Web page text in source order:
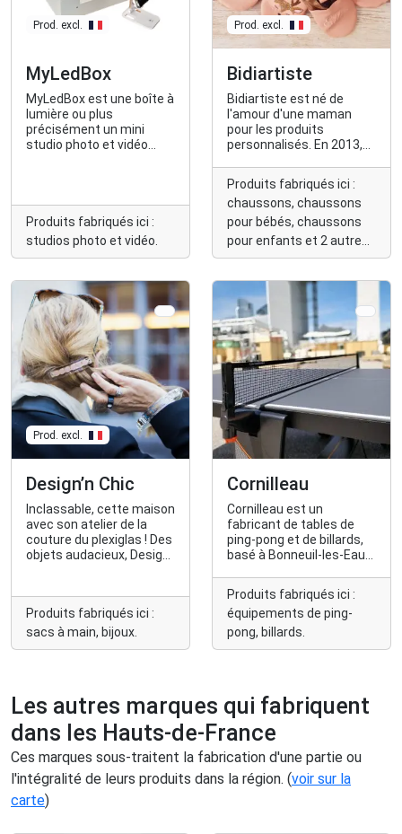
Prod. excl.
MyLedBox
MyLedBox est une boîte à
lumière ou plus
précisément un mini
studio photo et vidéo
produits et la réalisation
de vidéos 360°. Myledbox
est une marque déposée
par Design'n Chic.
Produits fabriqués ici :
studios photo et vidéo.
Prod. excl.
Bidiartiste
Bidiartiste est né de
l'amour d'une maman
pour les produits
personnalisés. En 2013,
des chaussons souples
personnalisés.
Produits fabriqués ici :
chaussons, chaussons
pour bébés, chaussons
pour enfants et 2 autres
encore...
Prod. excl.
Design’n Chic
Inclassable, cette maison
avec son atelier de la
couture du plexiglas ! Des
objets audacieux, Design
marque bien française
par ses singularités
élégantes, mêlées à des
envies de haute couture.
détournent bien des
regards ! L’empreinte
d’une femme, Isabel
d’Esquermoise. Bien plus
que des idées, elle
apporte des solutions
stylées, pour celles qui
Produits fabriqués ici :
sacs à main, bijoux.
Cornilleau
Cornilleau est un
fabricant de tables de
ping-pong et de billards,
basé à Bonneuil-les-Eaux
Produits fabriqués ici :
équipements de ping-
pong, billards.
Les autres marques qui fabriquent
dans les Hauts-de-France
Ces marques sous-traitent la fabrication d'une partie ou
l'intégralité de leurs produits dans la région. (voir sur la
carte)